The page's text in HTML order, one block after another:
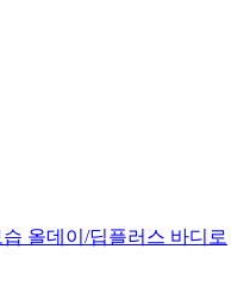
올데이/딥플러스 바디로